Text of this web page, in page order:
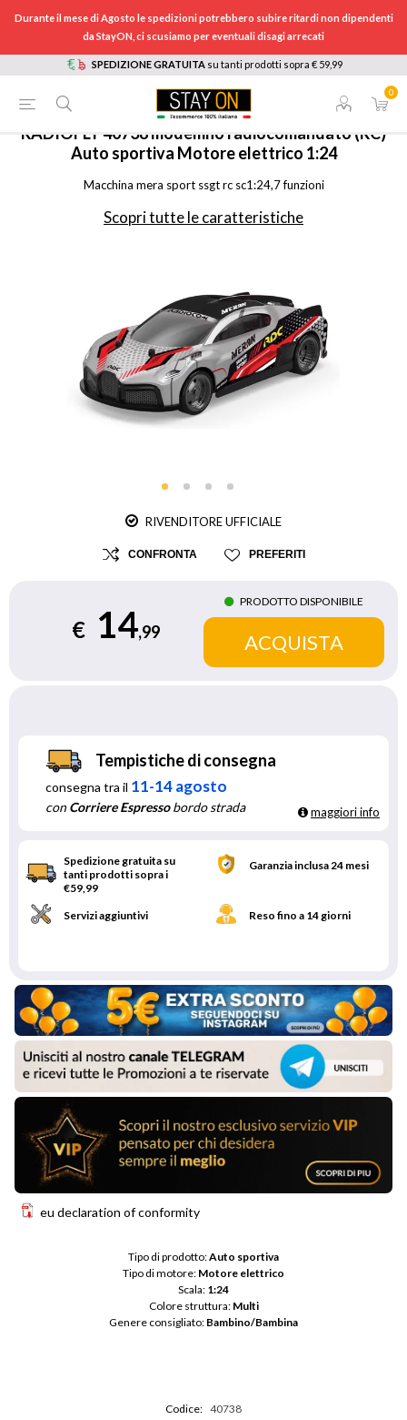
Durante il mese di Agosto le spedizioni potrebbero subire ritardi non dipendenti
da StayON, ci scusiamo per eventuali disagi arrecati
SPEDIZIONE GRATUITA su tanti prodotti sopra € 59,99
0
HOME / GIOCATTOLI / 40738
RADIOFLY 40738 modellino radiocomandato (RC)
Auto sportiva Motore elettrico 1:24
Macchina mera sport ssgt rc sc1:24,7 funzioni
Scopri tutte le caratteristiche
RIVENDITORE UFFICIALE
CONFRONTA PREFERITI
€ 14,99
PRODOTTO DISPONIBILE
Tempistiche di consegna
consegna tra il 11-14 agosto
conCorriere Espressobordo strada maggiori info
Spedizione gratuita su
tanti prodotti sopra i
€59,99
Garanzia inclusa 24 mesi
Servizi aggiuntivi Reso fino a 14 giorni
eu declaration of conformity
Tipo di prodotto: Auto sportiva
Tipo di motore: Motore elettrico
Scala: 1:24
Colore struttura: Multi
Genere consigliato: Bambino/Bambina
Codice: 40738